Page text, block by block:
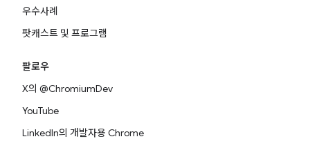
우수사례
팟캐스트 및 프로그램
팔로우
X의 @ChromiumDev
YouTube
LinkedIn의 개발자용 Chrome